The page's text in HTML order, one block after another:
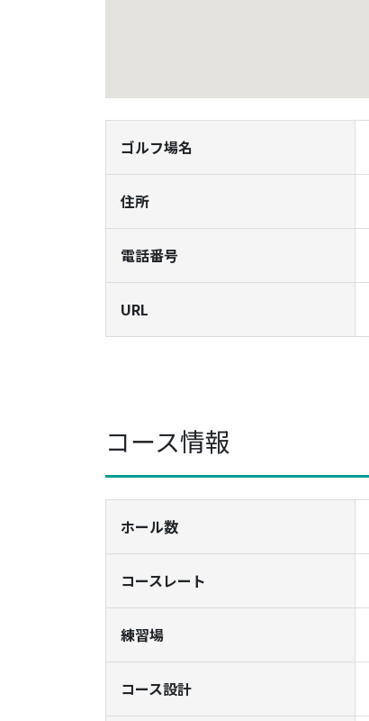
ゴルフ場名
住所
電話番号
URL
コース情報
ホール数
コースレート
練習場
コース設計